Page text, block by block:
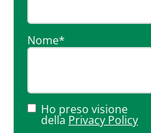
Nome*
Ho preso visione
della Privacy Policy